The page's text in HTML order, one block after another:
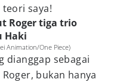
teori saya!
Roger tiga trio
Haki
Animation/One Piece)
dianggap sebagai
bukan hanya